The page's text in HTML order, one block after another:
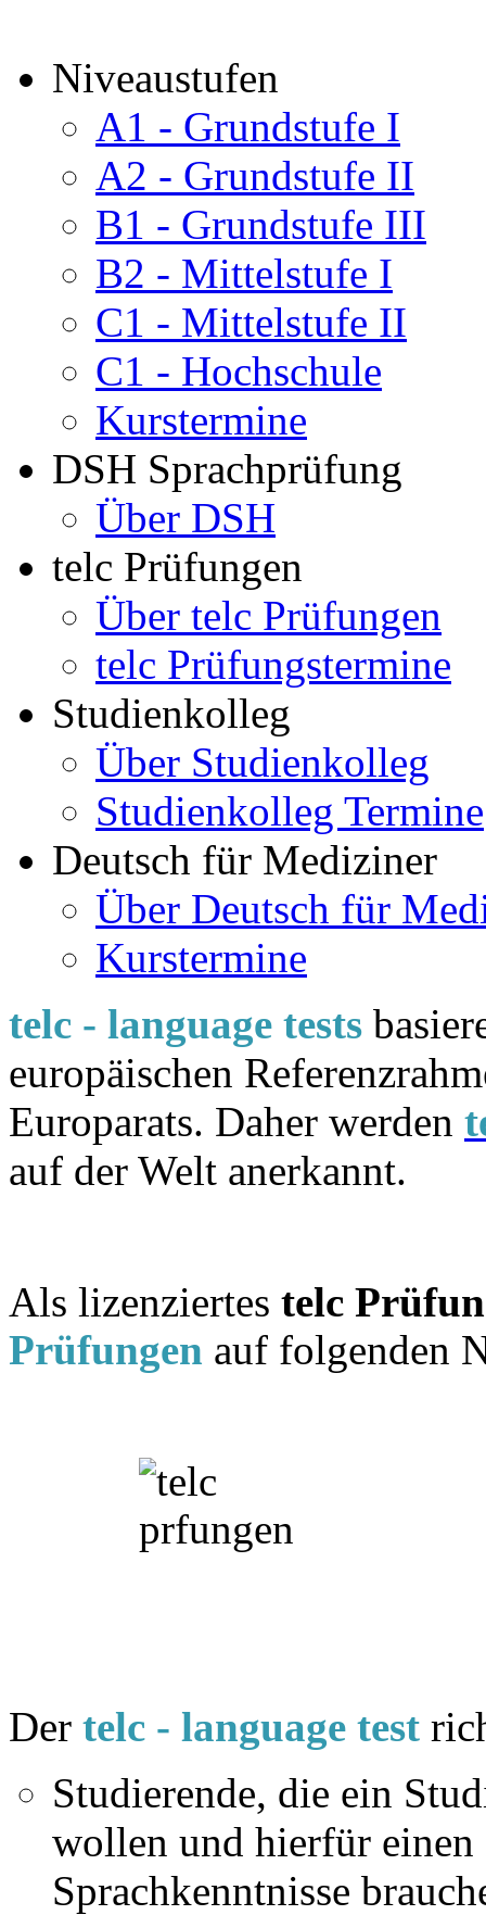
Niveaustufen
A1 - Grundstufe I
A2 - Grundstufe II
B1 - Grundstufe III
B2 - Mittelstufe I
C1 - Mittelstufe II
C1 - Hochschule
Kurstermine
DSH Sprachprüfung
Über DSH
telc Prüfungen
Über telc Prüfungen
telc Prüfungstermine
Studienkolleg
Über Studienkolleg
Studienkolleg Termine
Deutsch für Mediziner
Über Deutsch für
Kurstermine
telc - language tests
europäischen
Europarats. Daher werden
auf der Welt anerkannt.
Als lizenziertes telc
Prüfungen auf folgenden
Der telc - language test
Studierende, die ein
wollen und hierfür einen
Sprachkenntnisse